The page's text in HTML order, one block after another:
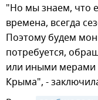
"Но мы знаем, что
времена, всегда
Поэтому будем
потребуется,
или иными мерами
Крыма", -